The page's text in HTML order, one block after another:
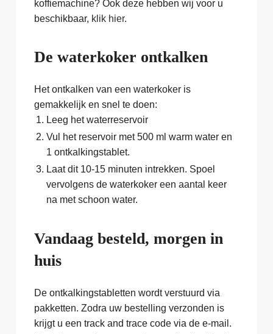
koffiemachine? Ook deze hebben wij voor u
beschikbaar, klik hier.
De waterkoker ontkalken
Het ontkalken van een waterkoker is
gemakkelijk en snel te doen:
Leeg het waterreservoir
Vul het reservoir met 500 ml warm water en
1 ontkalkingstablet.
Laat dit 10-15 minuten intrekken. Spoel
vervolgens de waterkoker een aantal keer
na met schoon water.
Vandaag besteld, morgen in
huis
De ontkalkingstabletten wordt verstuurd via
pakketten. Zodra uw bestelling verzonden is
krijgt u een track and trace code via de e-mail.